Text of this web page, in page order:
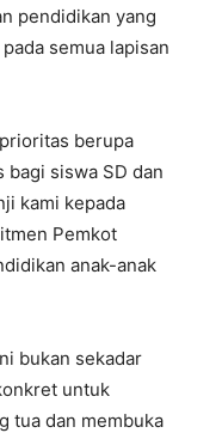
pendidikan yang
semua lapisan
berupa
bagi siswa SD dan
kami kepada
Pemkot
anak-anak
bukan sekadar
untuk
tua dan membuka